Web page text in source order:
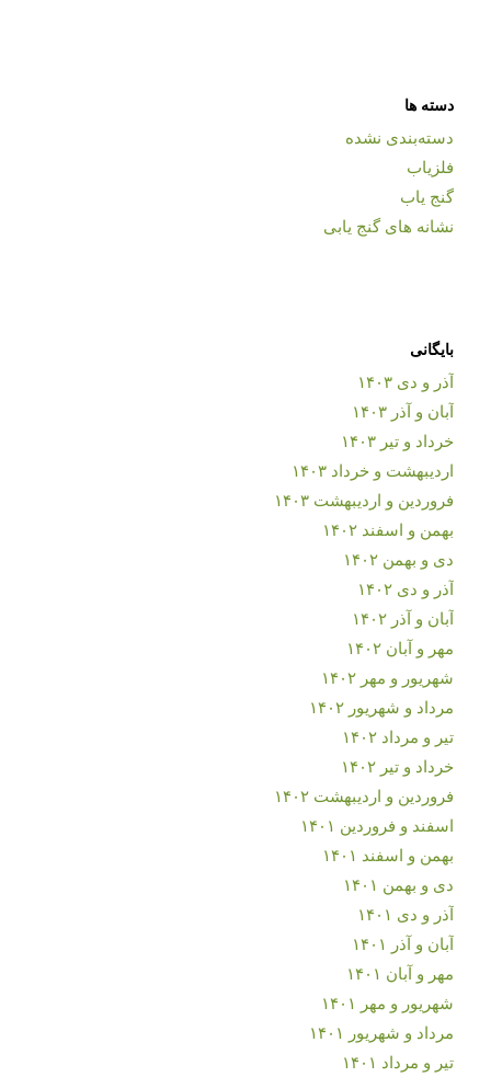
دسته ها
دسته‌بندی نشده
فلزیاب
گنج یاب
نشانه های گنج یابی
بایگانی
آذر و دی ۱۴۰۳
آبان و آذر ۱۴۰۳
خرداد و تیر ۱۴۰۳
اردیبهشت و خرداد ۱۴۰۳
فروردین و اردیبهشت ۱۴۰۳
بهمن و اسفند ۱۴۰۲
دی و بهمن ۱۴۰۲
آذر و دی ۱۴۰۲
آبان و آذر ۱۴۰۲
مهر و آبان ۱۴۰۲
شهریور و مهر ۱۴۰۲
مرداد و شهریور ۱۴۰۲
تیر و مرداد ۱۴۰۲
خرداد و تیر ۱۴۰۲
فروردین و اردیبهشت ۱۴۰۲
اسفند و فروردین ۱۴۰۱
بهمن و اسفند ۱۴۰۱
دی و بهمن ۱۴۰۱
آذر و دی ۱۴۰۱
آبان و آذر ۱۴۰۱
مهر و آبان ۱۴۰۱
شهریور و مهر ۱۴۰۱
مرداد و شهریور ۱۴۰۱
تیر و مرداد ۱۴۰۱